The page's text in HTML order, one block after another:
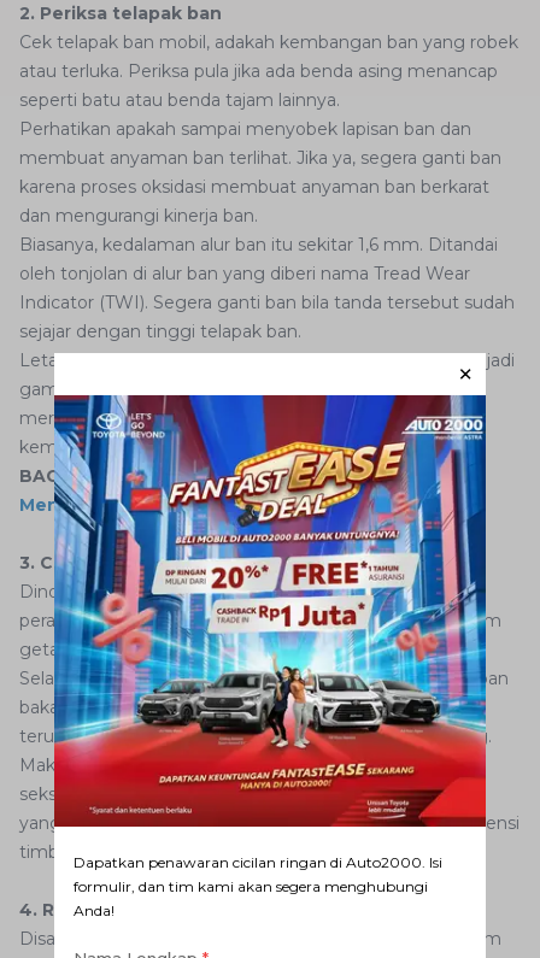
2. Periksa telapak ban
Cek telapak ban mobil, adakah kembangan ban yang robek
atau terluka. Periksa pula jika ada benda asing menancap
seperti batu atau benda tajam lainnya.
Perhatikan apakah sampai menyobek lapisan ban dan
membuat anyaman ban terlihat. Jika ya, segera ganti ban
karena proses oksidasi membuat anyaman ban berkarat
dan mengurangi kinerja ban.
Biasanya, kedalaman alur ban itu sekitar 1,6 mm. Ditandai
oleh tonjolan di alur ban yang diberi nama Tread Wear
Indicator (TWI). Segera ganti ban bila tanda tersebut sudah
sejajar dengan tinggi telapak ban.
Letak TWI yang ada di beberapa titik ban juga bisa menjadi
gambaran mengenai tingkat keausan ban. Jika tidak
merata, bisa jadi ada masalah di sektor suspensi dan
kemudi.
BACA JUGA :Waspadalah, Ini Sebab dan Cara
Mengatasi Aquaplaning
3. Cek dinding ban
Dinding ban merupakan bagian dari ban yang pegang
peran menopang beban mobil dan membantu meredam
getaran sebelum diteruskan ke system suspensi.
Selain itu, jika terjadi tumbukan keras biasanya dinding ban
bakal kalah ditandai dengan benjolan di dinding ban,
terutama bila saat tumbukan tekanan angin ban kurang.
Makanya, lakukan pemeriksaan dinding ban secara
seksama, baik dari benjolan maupun dari potensi sobek
yang membuat anyaman ban terekspos dan punya potensi
timbul karat.
4. Rotasi ban
Disarankan untuk melakukan rotasi ban setiap 10.000 km
Dapatkan penawaran cicilan ringan di Auto2000. Isi
formulir, dan tim kami akan segera menghubungi
Anda!